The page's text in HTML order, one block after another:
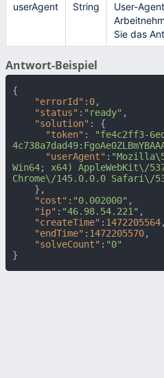
userAgent String
User-
Sie das
Antwort-Beispiel
{
"errorId" : 0,
"status" : "ready" ,
"solution" :
{
"token" :
"fe4c2ff3-
"userAgent" :
Win64; x64) AppleWebKit\/
Chrome\/145.0.0.0 Safari\/
} ,
"cost" : "0.002000" ,
"ip" : "46.98.54.221" ,
"createTime" : 1472205564,
"endTime" : 1472205570,
"solveCount" : "0"
}